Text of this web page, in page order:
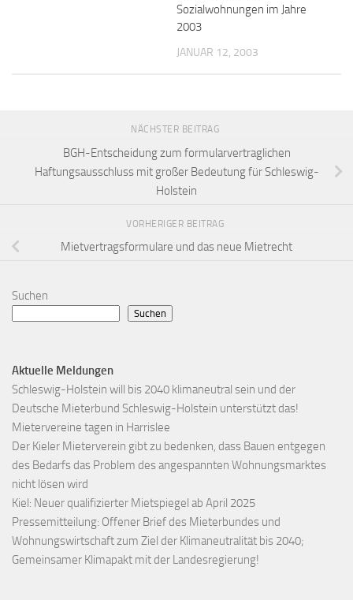
Sozialwohnungen im Jahre
2003
JANUAR 12, 2003
NÄCHSTER BEITRAG
BGH-Entscheidung zum formularvertraglichen
Haftungsausschluss mit großer Bedeutung für Schleswig-
Holstein
VORHERIGER BEITRAG
Mietvertragsformulare und das neue Mietrecht
Suchen
Suchen
Aktuelle Meldungen
Schleswig-Holstein will bis 2040 klimaneutral sein und der
Deutsche Mieterbund Schleswig-Holstein unterstützt das!
Mietervereine tagen in Harrislee
Der Kieler Mieterverein gibt zu bedenken, dass Bauen entgegen
des Bedarfs das Problem des angespannten Wohnungsmarktes
nicht lösen wird
Kiel: Neuer qualifizierter Mietspiegel ab April 2025
Pressemitteilung: Offener Brief des Mieterbundes und
Wohnungswirtschaft zum Ziel der Klimaneutralität bis 2040;
Gemeinsamer Klimapakt mit der Landesregierung!